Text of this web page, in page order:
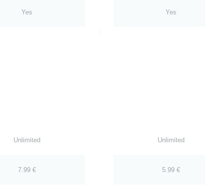
Yes Yes
Unlimited
7.99 €
Unlimited
5.99 €